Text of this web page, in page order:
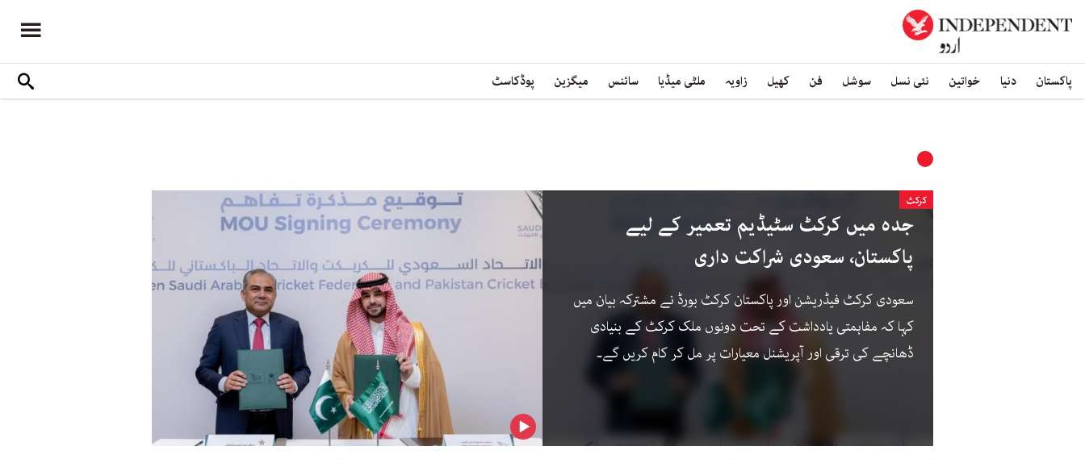
پاکستان دنیا خواتین نئی نسل سوشل فن کھیل زاویہ ملٹی میڈیا سائنس میگزین پوڈکاسٹ
کرکٹ
جدہ میں کرکٹ سٹیڈیم تعمیر کے لیے
پاکستان، سعودی شراکت داری
سعودی کرکٹ فیڈریشن اور پاکستان کرکٹ بورڈ نے مشترکہ بیان میں
کہا کہ مفاہمتی یادداشت کے تحت دونوں ملک کرکٹ کے بنیادی
ڈھانچے کی ترقی اور آپریشنل معیارات پر مل کر کام کریں گے۔